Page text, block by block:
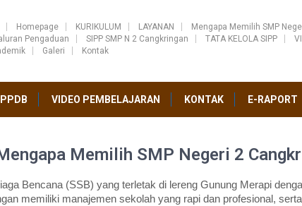
Homepage KURIKULUM LAYANAN
Mengapa Memilih SMP
Pengaduan SIPP SMP N 2 Cangkringan TATA KELOLA SIPP
Galeri Kontak
PPDB VIDEO PEMBELAJARAN KONTAK E-RAPORT
Memilih SMP Negeri 2
Bencana (SSB) yang terletak di lereng Gunung Merapi
memiliki manajemen sekolah yang rapi dan profesional,